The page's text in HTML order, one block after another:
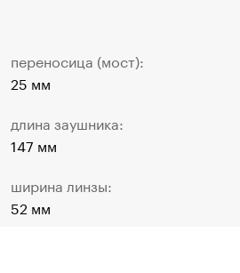
переносица (мост):
25 мм
длина заушника:
147 мм
ширина линзы:
52 мм